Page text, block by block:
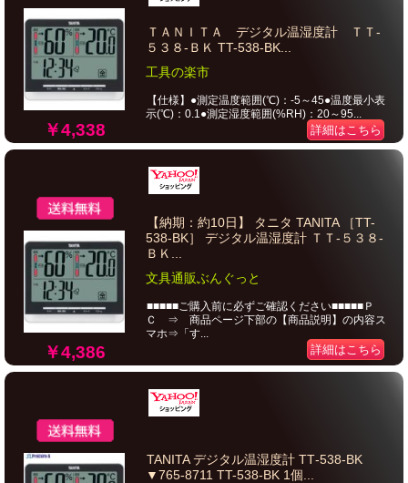
￥4,338
ＴＡＮＩＴＡ デジタル温湿度計 ＴＴ‐
５３８‐ＢＫ TT-538-BK...
工具の楽市
【仕様】●測定温度範囲(℃)：-5～45●温度最小表
示(℃)：0.1●測定湿度範囲(%RH)：20～95...
詳細はこちら
￥4,386
【納期：約10日】 タニタ TANITA ［TT-
538-BK］ デジタル温湿度計 ＴＴ‐５３８‐
ＢＫ...
文具通販ぶんぐっと
■■■■■ご購入前に必ずご確認ください■■■■■Ｐ
Ｃ ⇒ 商品ページ下部の【商品説明】の内容ス
マホ⇒「す...
詳細はこちら
TANITA デジタル温湿度計 TT‐538‐BK
▼765-8711 TT-538-BK 1個...